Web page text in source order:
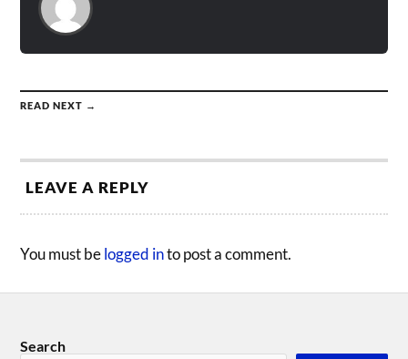
READ NEXT →
LEAVE A REPLY
You must belogged into post a comment.
Search